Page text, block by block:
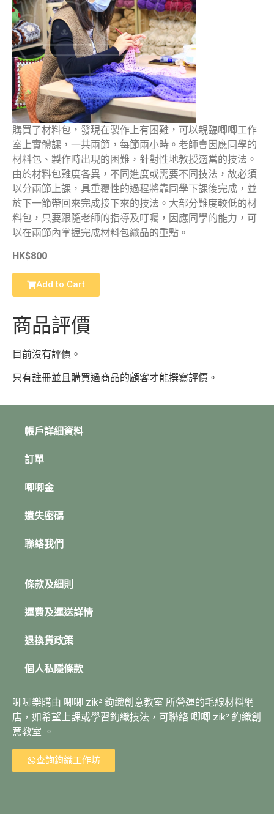
購買了材料包，發現在製作上有困難，可以親臨唧唧工作
室上實體課，一共兩節，每節兩小時。老師會因應同學的
材料包、製作時出現的困難，針對性地教授適當的技法。
由於材料包難度各異，不同進度或需要不同技法，故必須
以分兩節上課，具重覆性的過程將靠同學下課後完成，並
於下一節帶回來完成接下來的技法。大部分難度較低的材
料包，只要跟隨老師的指導及叮囑，因應同學的能力，可
以在兩節內掌握完成材料包織品的重點。
HK$800
Add to Cart
商品評價
目前沒有評價。
只有註冊並且購買過商品的顧客才能撰寫評價。
帳戶詳細資料
訂單
唧唧金
遺失密碼
聯絡我們
條款及細則
運費及運送詳情
退換貨政策
個人私隱條款
唧唧樂購由 唧唧 zik² 鉤織創意教室 所營運的毛線材料網
店，如希望上課或學習鉤織技法，可聯絡 唧唧 zik² 鉤織創
意教室 。
查詢鉤織工作坊